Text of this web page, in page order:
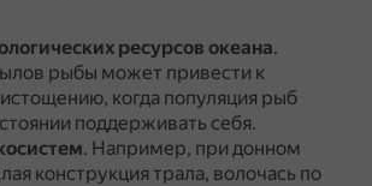
ресурсов океана.
рыбы может привести к
когда популяция рыб
поддерживать себя.
. Например, при донном
конструкция трала, волочась по